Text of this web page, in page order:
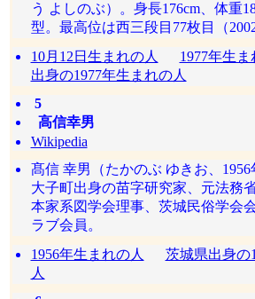
う よしのぶ）。身長176cm、体重
型。最高位は西三段目77枚目（
10月12日生まれの人
1977年生ま
出身の1977年生まれの人
5
高信幸男
Wikipedia
髙信 幸男（たかのぶ ゆきお、
大子町出身の苗字研究家、元法務
本家系図学会理事、茨城民俗学会
ラブ会員。
1956年生まれの人
茨城県出身の
人